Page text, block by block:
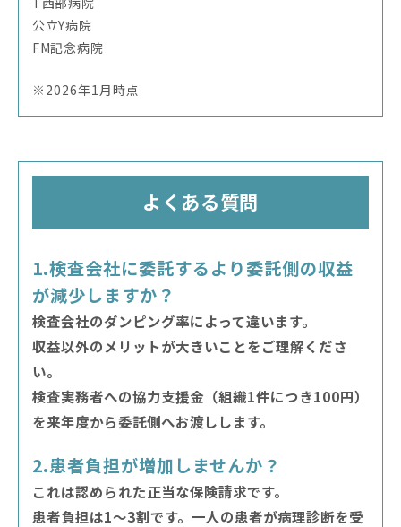
公立Y病院
FM記念病院
※2026年1月時点
よくある質問
1.検査会社に委託するより委託側の収益
が減少しますか？
検査会社のダンピング率によって違います。
収益以外のメリットが大きいことをご理解くださ
い。
検査実務者への協力支援金（組織1件につき100円）
を来年度から委託側へお渡しします。
2.患者負担が増加しませんか？
これは認められた正当な保険請求です。
患者負担は1～3割です。一人の患者が病理診断を受